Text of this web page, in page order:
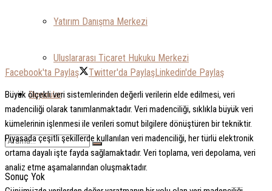
Yatırım Danışma Merkezi
Uluslararası Ticaret Hukuku Merkezi
Duyurular
Sonuç Yok
Facebook'ta Paylaş Twitter'da PaylaşLinkedin'de Paylaş
Büyük ölçekli veri sistemlerinden değerli verilerin elde edilmesi, veri
madenciliği olarak tanımlanmaktadır. Veri madenciliği, sıklıkla büyük veri
kümelerinin işlenmesi ile verileri somut bilgilere dönüştüren bir tekniktir.
Piyasada çeşitli şekillerde kullanılan veri madenciliği, her türlü elektronik
ortama dayalı işte fayda sağlamaktadır. Veri toplama, veri depolama, veri
analiz etme aşamalarından oluşmaktadır.